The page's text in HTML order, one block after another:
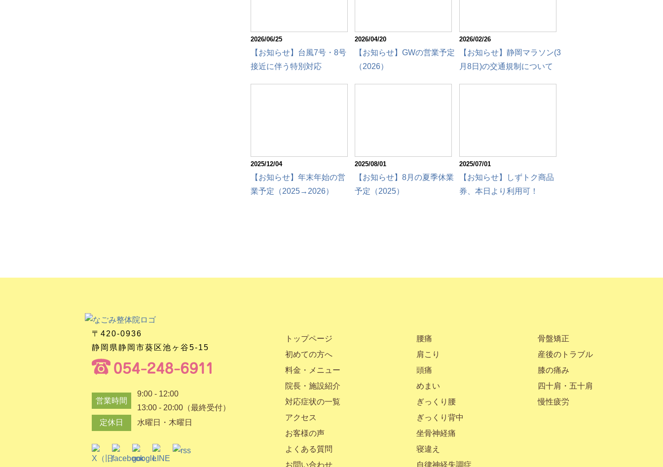
2026/06/25
【お知らせ】台風7号・8号
接近に伴う特別対応
2026/04/20
【お知らせ】GWの営業予定
（2026）
2026/02/26
【お知らせ】静岡マラソン(3
月8日)の交通規制について
2025/12/04
【お知らせ】年末年始の営
業予定（2025→2026）
2025/08/01
【お知らせ】8月の夏季休業
予定（2025）
2025/07/01
【お知らせ】しずトク商品
券、本日より利用可！
〒420-0936
静岡県静岡市葵区池ヶ谷5-15
営業時間
9:00 - 12:00
13:00 - 20:00（最終受付）
定休日
水曜日・木曜日
トップページ
初めての方へ
料金・メニュー
院長・施設紹介
対応症状の一覧
アクセス
お客様の声
よくある質問
お問い合わせ
腰痛
肩こり
頭痛
めまい
ぎっくり腰
ぎっくり背中
坐骨神経痛
寝違え
自律神経失調症
骨盤矯正
産後のトラブル
膝の痛み
四十肩・五十肩
慢性疲労